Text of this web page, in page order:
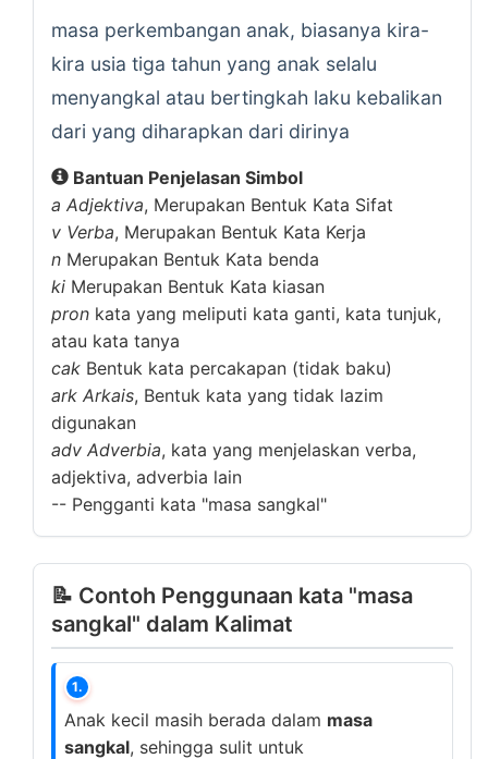
masa perkembangan anak, biasanya kira-
kira usia tiga tahun yang anak selalu
menyangkal atau bertingkah laku kebalikan
dari yang diharapkan dari dirinya
Bantuan Penjelasan Simbol
a Adjektiva, Merupakan Bentuk Kata Sifat
v Verba, Merupakan Bentuk Kata Kerja
n Merupakan Bentuk Kata benda
ki Merupakan Bentuk Kata kiasan
pron kata yang meliputi kata ganti, kata tunjuk,
atau kata tanya
cak Bentuk kata percakapan (tidak baku)
ark Arkais, Bentuk kata yang tidak lazim
digunakan
adv Adverbia, kata yang menjelaskan verba,
adjektiva, adverbia lain
-- Pengganti kata "masa sangkal"
📝 Contoh Penggunaan kata "masa
sangkal" dalam Kalimat
1.
Anak kecil masih berada dalam masa
sangkal, sehingga sulit untuk